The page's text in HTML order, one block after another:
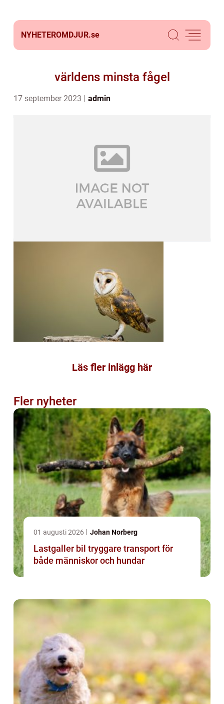
NYHETEROMDJUR.se
världens minsta fågel
17 september 2023 admin
Läs fler inlägg här
Fler nyheter
01 augusti 2026 Johan Norberg
Lastgaller bil tryggare transport för
både människor och hundar